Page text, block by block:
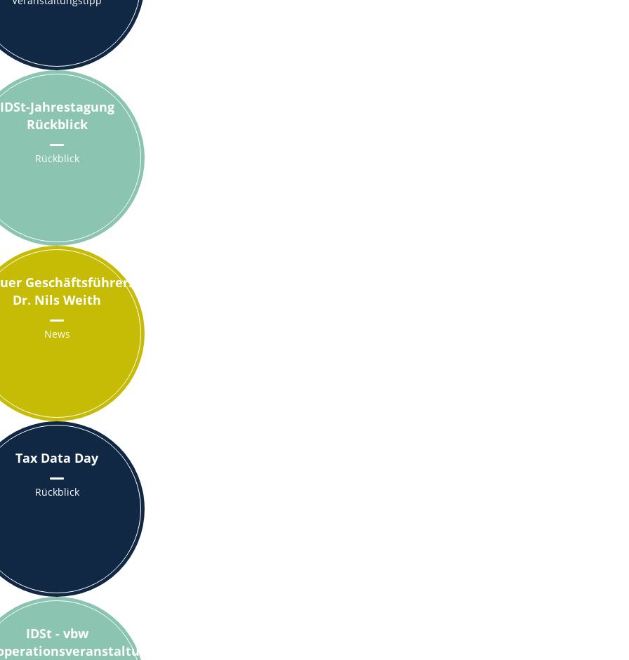
IDSt-Jahrestagung
Rückblick
Rückblick
Geschäftsführer:
Dr. Nils Weith
News
Tax Data Day
Rückblick
IDSt - vbw